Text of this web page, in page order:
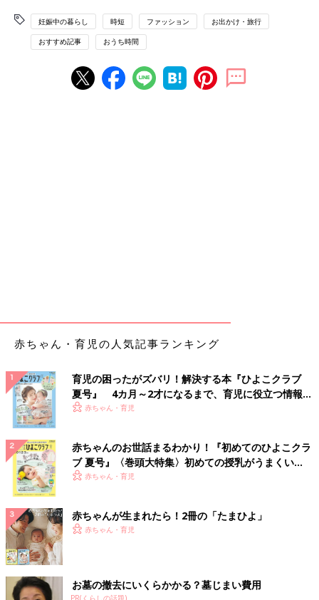
妊娠中の暮らし 時短 ファッション お出かけ・旅行
おすすめ記事 おうち時間
赤ちゃん・育児の人気記事ランキング
育児の困ったがズバリ！解決する本『ひよこクラブ
夏号』 4カ月～2才になるまで、育児に役立つ情報が
いっぱい！
赤ちゃん・育児
赤ちゃんのお世話まるわかり！『初めてのひよこクラ
ブ 夏号』〈巻頭大特集〉初めての授乳がうまくい
く！ おっぱい・ミルクの基本と夏のトラブル 解決テ
赤ちゃん・育児
赤ちゃんが生まれたら！2冊の「たまひよ」
赤ちゃん・育児
お墓の撤去にいくらかかる？墓じまい費用
PR(くらしの話題)